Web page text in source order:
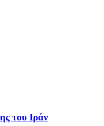
του Ιράν